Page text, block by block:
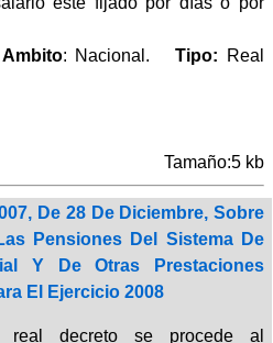
Ambito: Nacional.Tipo:
Real
Tamaño:5 kb
De 28 De Diciembre, Sobre
Pensiones Del Sistema De
Y De Otras Prestaciones
El Ejercicio 2008
real decreto se procede al